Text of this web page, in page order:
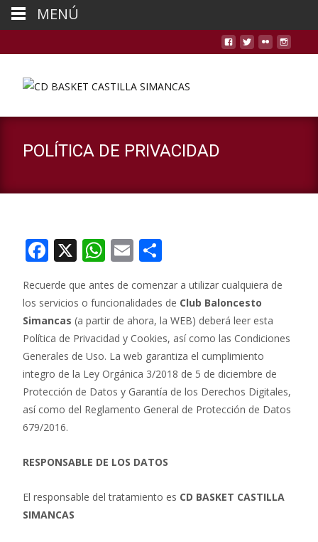
POLÍTICA DE PRIVACIDAD
F
ac
e
b
o
o
k
X W
at
s
A
p
p
E
ai
l
m
p
ar
ti
r
Recuerde que antes de comenzar a utilizar cualquiera de
los servicios o funcionalidades de Club Baloncesto
Simancas (a partir de ahora, la WEB) deberá leer esta
Política de Privacidad y Cookies, así como las Condiciones
Generales de Uso. La web garantiza el cumplimiento
integro de la Ley Orgánica 3/2018 de 5 de diciembre de
Protección de Datos y Garantía de los Derechos Digitales,
así como del Reglamento General de Protección de Datos
679/2016.
RESPONSABLE DE LOS DATOS
El responsable del tratamiento es CD BASKET CASTILLA
SIMANCAS
MENÚ